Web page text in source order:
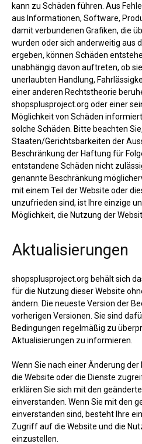
kann zu Schäden führen. Aus
aus Informationen, Software,
damit verbundenen Grafiken, die
wurden oder sich anderweitig aus
ergeben, können Schäden
unabhängig davon auftreten, ob
unerlaubten Handlung,
einer anderen Rechtstheorie
shopsplusproject.org oder einer
Möglichkeit von Schäden
solche Schäden. Bitte beachten
Staaten/Gerichtsbarkeiten der
Beschränkung der Haftung für
entstandene Schäden nicht
genannte Beschränkung
mit einem Teil der Website oder
unzufrieden sind, ist Ihre einzige
Möglichkeit, die Nutzung der
Aktualisierungen
shopsplusproject.org behält sich
für die Nutzung dieser Website
ändern. Die neueste Version der
vorherigen Versionen. Sie sind
Bedingungen regelmäßig zu
Aktualisierungen zu informieren.
Wenn Sie nach einer Änderung
die Website oder die Dienste
erklären Sie sich mit den
einverstanden. Wenn Sie mit den
einverstanden sind, besteht Ihre
Zugriff auf die Website und die
einzustellen.